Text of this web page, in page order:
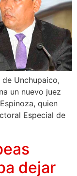
Unchupaico,
un nuevo juez
quien
Especial de
dejar